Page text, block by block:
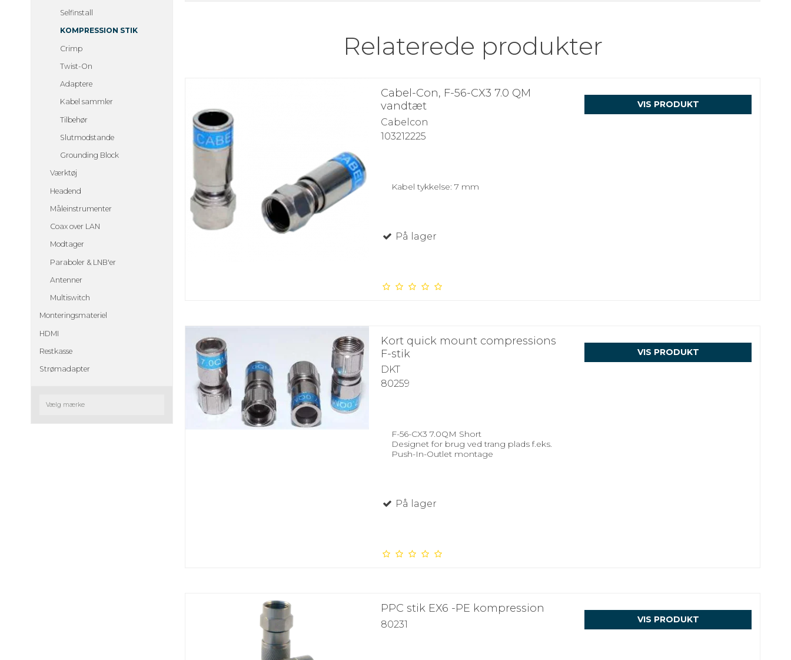
Selfinstall
KOMPRESSION STIK
Crimp
Twist-On
Adaptere
Kabel sammler
Tilbehør
Slutmodstande
Grounding Block
Værktøj
Headend
Måleinstrumenter
Coax over LAN
Modtager
Paraboler & LNB'er
Antenner
Multiswitch
Monteringsmateriel
HDMI
Restkasse
Strømadapter
Relaterede produkter
Cabel-Con, F-56-CX3 7.0 QM
vandtæt
Cabelcon
103212225
Kabel tykkelse: 7 mm
På lager
VIS PRODUKT
Kort quick mount compressions
F-stik
DKT
80259
F-56-CX3 7.0QM Short
Designet for brug ved trang plads f.eks.
Push-In-Outlet montage
På lager
VIS PRODUKT
PPC stik EX6 -PE kompression
80231 VIS PRODUKT